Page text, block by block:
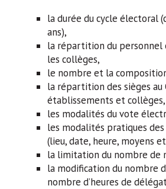
la durée du cycle électoral
ans),
la répartition du personnel
les collèges,
le nombre et la
la répartition des sièges au
établissements et collèges,
les modalités du vote
les modalités pratiques
(lieu, date, heure, moyens
la limitation du nombre de
la modification du nombre
nombre d’heures de